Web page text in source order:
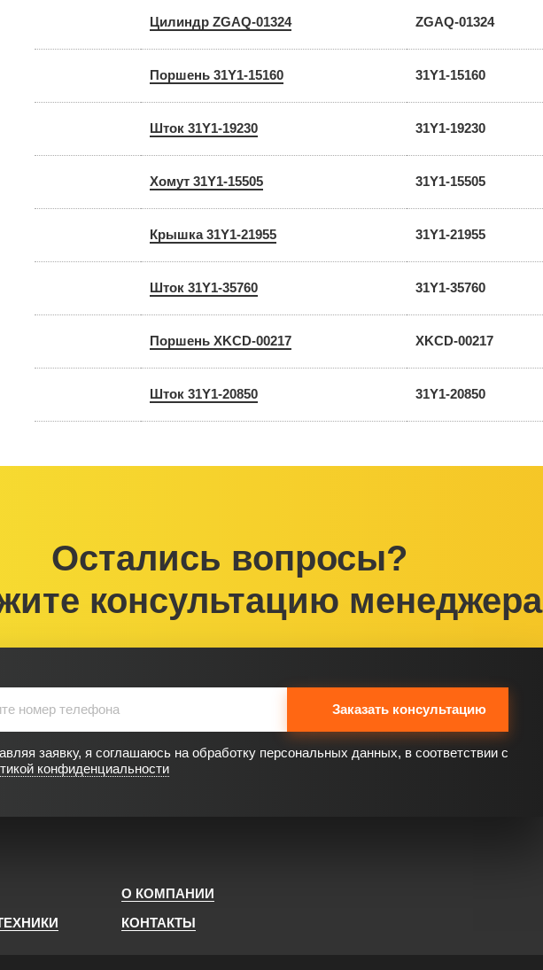
Цилиндр ZGAQ-01324 ZGAQ-01324
Поршень 31Y1-15160 31Y1-15160
Шток 31Y1-19230 31Y1-19230
Хомут 31Y1-15505 31Y1-15505
Крышка 31Y1-21955 31Y1-21955
Шток 31Y1-35760 31Y1-35760
Поршень XKCD-00217 XKCD-00217
Шток 31Y1-20850 31Y1-20850
Остались вопросы?
консультацию менеджера
Заказать консультацию
заявку, я соглашаюсь на обработку персональных данных, в соответствии с
конфиденциальности
О КОМПАНИИ
КОНТАКТЫ